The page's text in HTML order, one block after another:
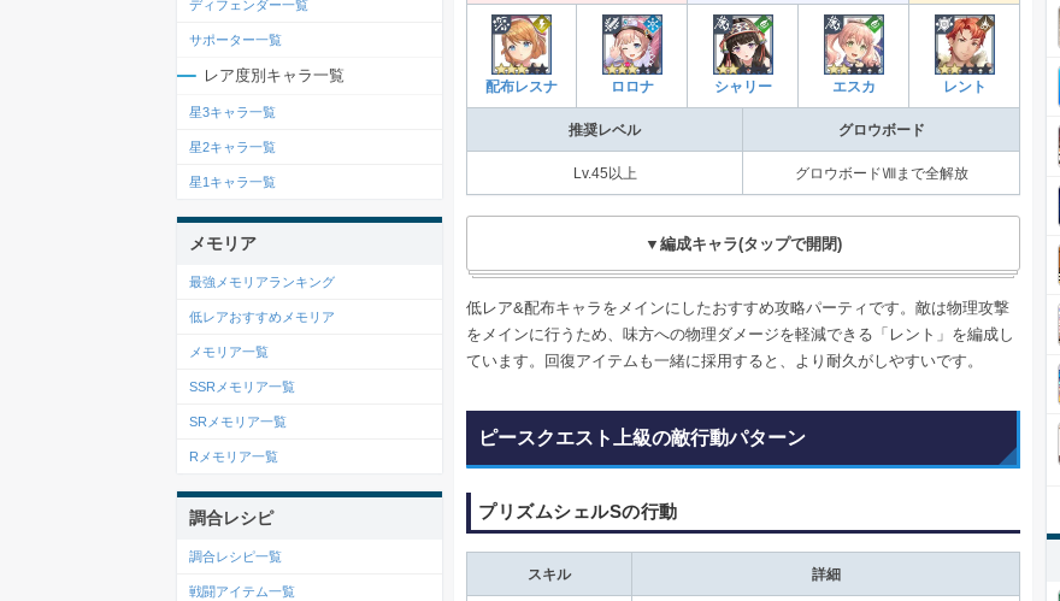
配布レスナ ロロナ シャリー エスカ レント
推奨レベル グロウボード
Lv.45以上 グロウボードⅧまで全解放
▼編成キャラ(タップで開閉)
低レア&配布キャラをメインにしたおすすめ攻略パーティです。敵は物理攻撃
をメインに行うため、味方への物理ダメージを軽減できる「レント」を編成し
ています。回復アイテムも一緒に採用すると、より耐久がしやすいです。
ピースクエスト上級の敵行動パターン
プリズムシェルSの行動
スキル 詳細
ディフェンダー一覧
サポーター一覧
レア度別キャラ一覧
星3キャラ一覧
星2キャラ一覧
星1キャラ一覧
メモリア
最強メモリアランキング
低レアおすすめメモリア
メモリア一覧
SSRメモリア一覧
SRメモリア一覧
Rメモリア一覧
調合レシピ
調合レシピ一覧
戦闘アイテム一覧